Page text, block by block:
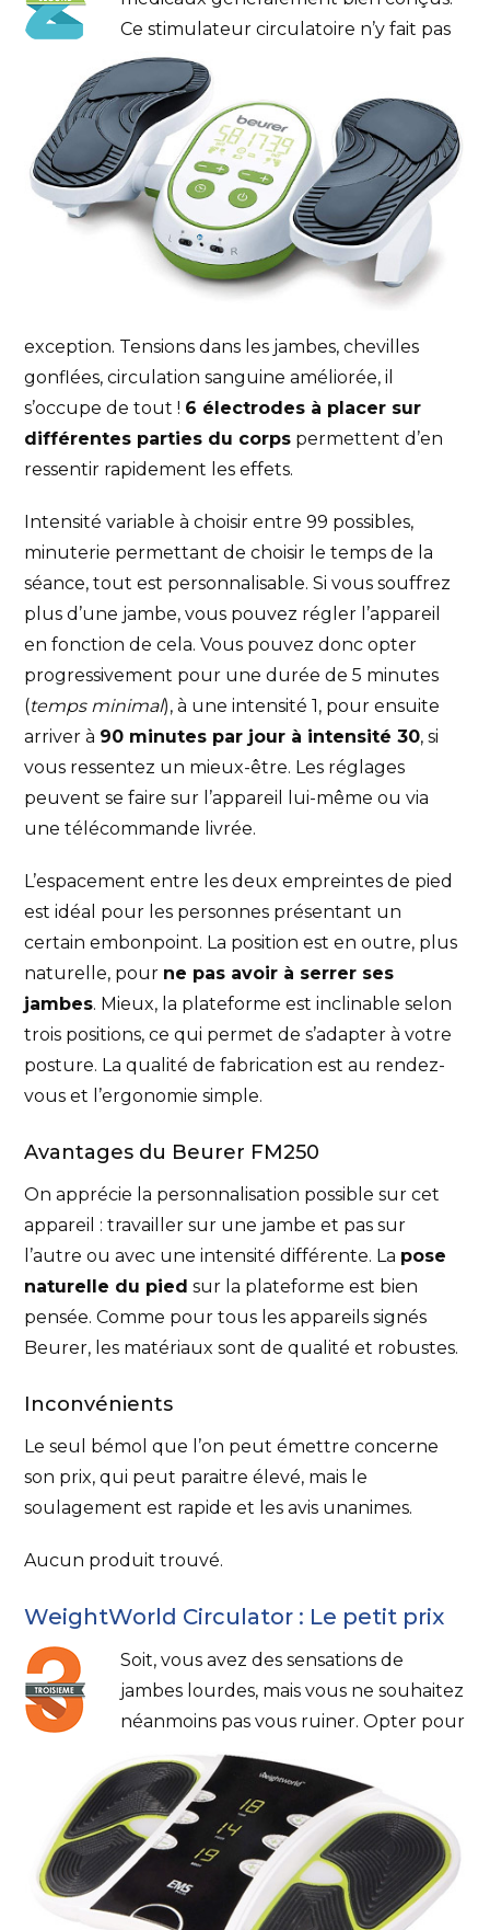
Ce stimulateur circulatoire n’y fait pas
exception. Tensions dans les jambes, chevilles
gonflées, circulation sanguine améliorée, il
s’occupe de tout ! 6 électrodes à placer sur
différentes parties du corps permettent d’en
ressentir rapidement les effets.
Intensité variable à choisir entre 99 possibles,
minuterie permettant de choisir le temps de la
séance, tout est personnalisable. Si vous souffrez
plus d’une jambe, vous pouvez régler l’appareil
en fonction de cela. Vous pouvez donc opter
progressivement pour une durée de 5 minutes
(temps minimal), à une intensité 1, pour ensuite
arriver à 90 minutes par jour à intensité 30, si
vous ressentez un mieux-être. Les réglages
peuvent se faire sur l’appareil lui-même ou via
une télécommande livrée.
L’espacement entre les deux empreintes de pied
est idéal pour les personnes présentant un
certain embonpoint. La position est en outre, plus
naturelle, pour ne pas avoir à serrer ses
jambes. Mieux, la plateforme est inclinable selon
trois positions, ce qui permet de s’adapter à votre
posture. La qualité de fabrication est au rendez-
vous et l’ergonomie simple.
Avantages du Beurer FM250
On apprécie la personnalisation possible sur cet
appareil : travailler sur une jambe et pas sur
l’autre ou avec une intensité différente. La pose
naturelle du pied sur la plateforme est bien
pensée. Comme pour tous les appareils signés
Beurer, les matériaux sont de qualité et robustes.
Inconvénients
Le seul bémol que l’on peut émettre concerne
son prix, qui peut paraitre élevé, mais le
soulagement est rapide et les avis unanimes.
Aucun produit trouvé.
WeightWorld Circulator : Le petit prix
Soit, vous avez des sensations de
jambes lourdes, mais vous ne souhaitez
néanmoins pas vous ruiner. Opter pour